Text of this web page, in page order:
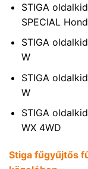
STIGA
SPECIAL
STIGA
W
STIGA
W
STIGA
WX 4WD
Stiga fűgyűjtős